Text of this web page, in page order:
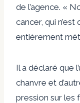
de l’agence. «
cancer, qui n’est
entièrement
Il a déclaré que
chanvre et
pression sur les